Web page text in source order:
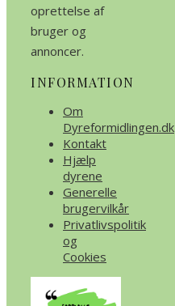
oprettelse af
bruger og
annoncer.
INFORMATION
Om
Dyreformidlingen.dk
Kontakt
Hjælp
dyrene
Generelle
brugervilkår
Privatlivspolitik
og
Cookies